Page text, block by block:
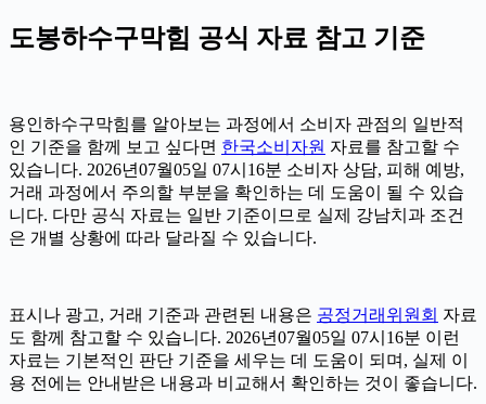
도봉하수구막힘 공식 자료 참고 기준
용인하수구막힘를 알아보는 과정에서 소비자 관점의 일반적
인 기준을 함께 보고 싶다면 한국소비자원 자료를 참고할 수
있습니다. 2026년07월05일 07시16분 소비자 상담, 피해 예방,
거래 과정에서 주의할 부분을 확인하는 데 도움이 될 수 있습
니다. 다만 공식 자료는 일반 기준이므로 실제 강남치과 조건
은 개별 상황에 따라 달라질 수 있습니다.
표시나 광고, 거래 기준과 관련된 내용은 공정거래위원회 자료
도 함께 참고할 수 있습니다. 2026년07월05일 07시16분 이런
자료는 기본적인 판단 기준을 세우는 데 도움이 되며, 실제 이
용 전에는 안내받은 내용과 비교해서 확인하는 것이 좋습니다.